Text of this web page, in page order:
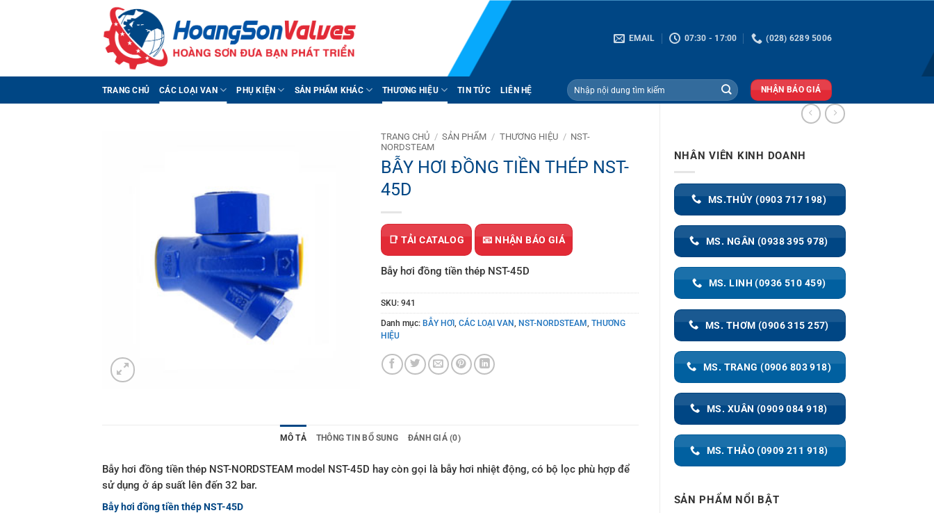
EMAIL 07:30 - 17:00 (028) 6289 5006
TRANG CHỦ CÁC LOẠI VAN PHỤ KIỆN SẢN PHẨM KHÁC THƯƠNG HIỆU TIN TỨC LIÊN HỆ
Tìm
kiếm:
NHẬN BÁO GIÁ
NHÂN VIÊN KINH DOANH
MS.THỦY (0903 717 198)
MS. NGÂN (0938 395 978)
MS. LINH (0936 510 459)
MS. THƠM (0906 315 257)
MS. TRANG (0906 803 918)
MS. XUÂN (0909 084 918)
MS. THẢO (0909 211 918)
SẢN PHẨM NỔI BẬT
TRANG CHỦ / SẢN PHẨM / THƯƠNG HIỆU / NST-
NORDSTEAM
BẪY HƠI ĐỒNG TIỀN THÉP NST-
45D
📑 TẢI CATALOG 📧 NHẬN BÁO GIÁ
Bẫy hơi đồng tiền thép NST-45D
SKU: 941
Danh mục: BẪY HƠI, CÁC LOẠI VAN, NST-NORDSTEAM, THƯƠNG
HIỆU
MÔ TẢ THÔNG TIN BỔ SUNG ĐÁNH GIÁ (0)
Bẫy hơi đồng tiền thép NST-NORDSTEAM model NST-45D hay còn gọi là bẫy hơi nhiệt động, có bộ lọc phù hợp để
sử dụng ở áp suất lên đến 32 bar.
Bẫy hơi đồng tiền thép NST-45D